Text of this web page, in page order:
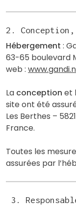
2. Conception,
Hébergement :
63-65 boulevard
web :
La conception et
site ont été
Les Berthes –
France.
Toutes les
assurées par
3.